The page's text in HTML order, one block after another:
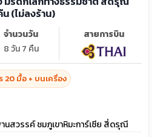
น (ไม่ลงร้าน)
จำนวนวัน
8 วัน 7 คืน
สายการบิน
20 มื้อ + บนเครื่อง
นสวรรค์ ชมภูเขาหิมะการ์เซีย สี่ดรุณี